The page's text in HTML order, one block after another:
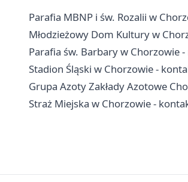
Parafia MBNP i św. Rozalii w
Młodzieżowy Dom Kultury w
Parafia św. Barbary w Chorzowie
Stadion Śląski w Chorzowie -
Grupa Azoty Zakłady Azotowe
Straż Miejska w Chorzowie -